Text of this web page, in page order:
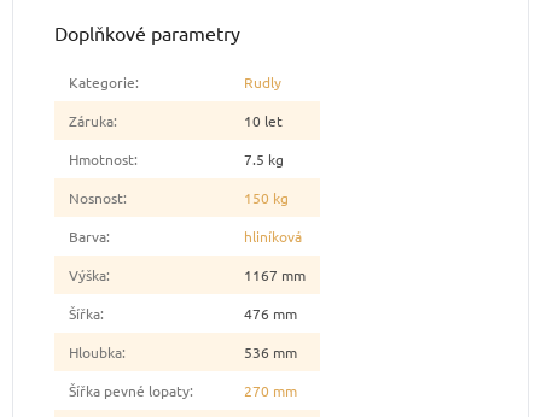
Doplňkové parametry
Kategorie:
Rudly
Záruka:
10 let
Hmotnost:
7.5 kg
Nosnost:
150 kg
Barva:
hliníková
Výška:
1167 mm
Šířka:
476 mm
Hloubka:
536 mm
Šířka pevné lopaty:
270 mm